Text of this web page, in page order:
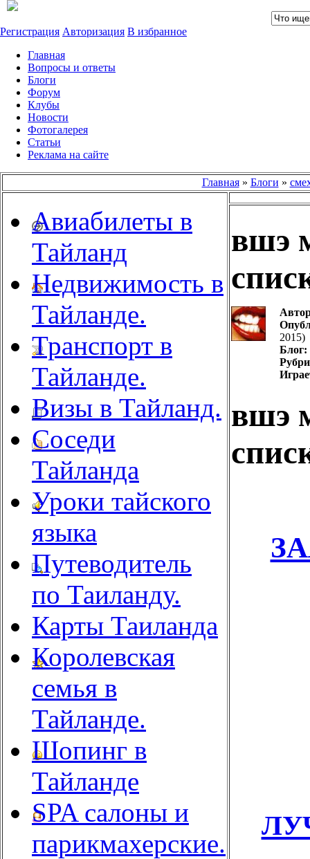
Регистрация Авторизация В избранное
Главная
Вопросы и ответы
Блоги
Форум
Клубы
Новости
Фотогалерея
Статьи
Реклама на сайте
Главная» Блоги »
Авиабилеты в
Тайланд
Недвижимость в
Тайланде.
Транспорт в
Тайланде.
Визы в Тайланд.
Соседи
Тайланда
Уроки тайского
языка
Путеводитель
по Таиланду.
Карты Таиланда
Королевская
семья в
Тайланде.
Шопинг в
Тайланде
SPA салоны и
парикмахерские.
вшэ
2015)
Блог:
вшэ